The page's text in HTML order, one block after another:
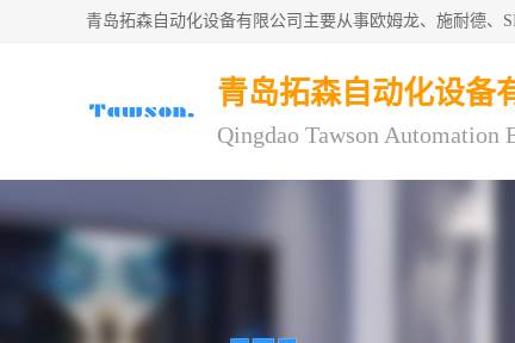
青岛拓森自动化设备有限公司主要从事欧姆龙、施耐德、
青岛拓森自动化设备
Qingdao Tawson Automation